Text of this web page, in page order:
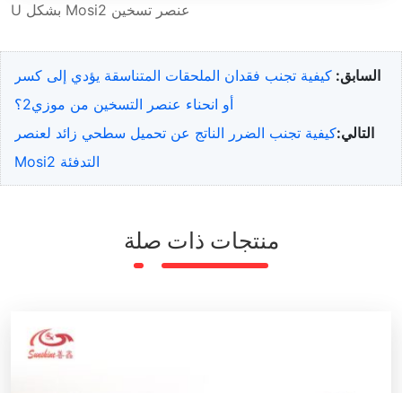
عنصر تسخين Mosi2 بشكل U
السابق: كيفية تجنب فقدان الملحقات المتناسقة يؤدي إلى كسر
أو انحناء عنصر التسخين من موزي2؟
التالي:كيفية تجنب الضرر الناتج عن تحميل سطحي زائد لعنصر
التدفئة Mosi2
منتجات ذات صلة